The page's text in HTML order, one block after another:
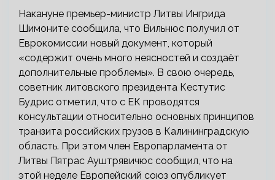
Накануне премьер-министр Литвы Ингрида
Шимоните сообщила, что Вильнюс получил от
Еврокомиссии новый документ, который
«содержит очень много неясностей и создаёт
дополнительные проблемы». В свою очередь,
советник литовского президента Кестутис
Будрис отметил, что с ЕК проводятся
консультации относительно основных принципов
транзита российских грузов в Калининградскую
область. При этом член Европарламента от
Литвы Пятрас Ауштрявичюс сообщил, что на
этой неделе Европейский союз опубликует